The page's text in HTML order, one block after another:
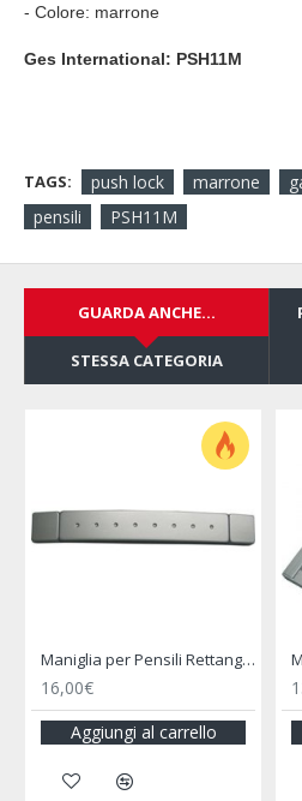
- Colore: marrone
Ges International: PSH11M
TAGS: push lock marrone
pensili
PSH11M
GUARDA ANCHE...
STESSA CATEGORIA
Maniglia per Pensili Rettangolare Maniglione Curvo
Aggiungi al